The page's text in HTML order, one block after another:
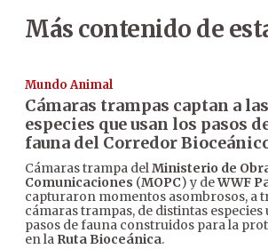
Más contenido de
Mundo Animal
Cámaras trampas captan a las
especies que usan los pasos
fauna del Corredor
Cámaras trampa delMinisterio de
Comunicaciones (MOPC) y deWWF
capturaron momentos asombrosos, a
cámaras trampas, de distintas
pasos de fauna construidos para la
en la Ruta Bioceánica.